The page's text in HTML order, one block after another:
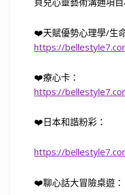
❤️天賦優勢心理學/生
https://
❤️療心卡：
https://
❤️日本和諧粉彩：
https://
❤️聊心話大冒險桌遊：